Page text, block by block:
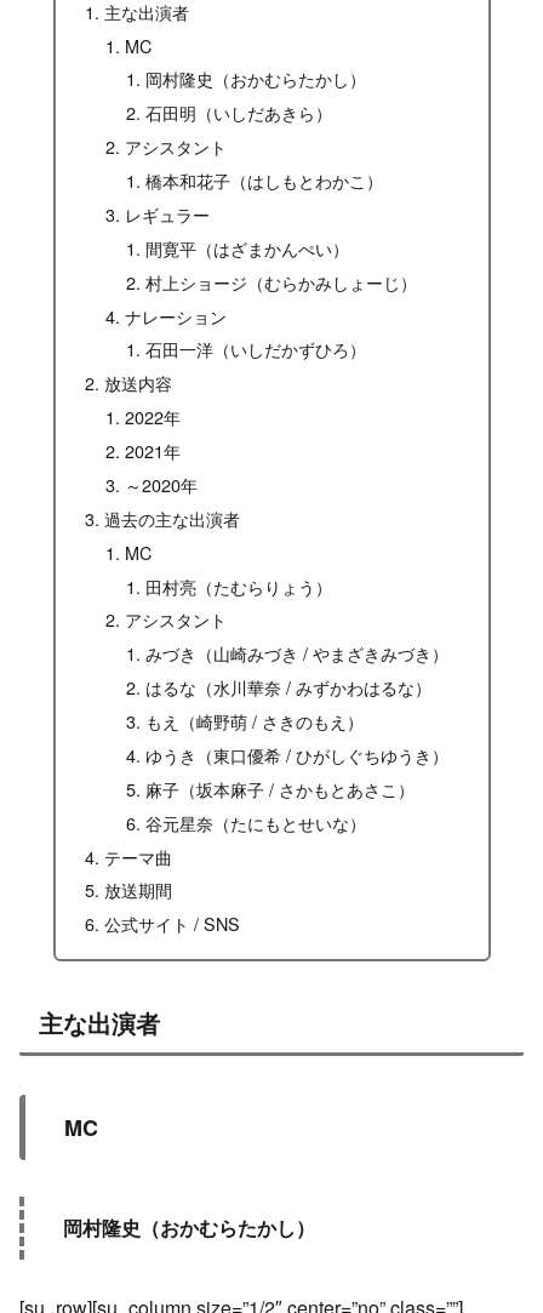
主な出演者
MC
岡村隆史（おかむらたかし）
石田明（いしだあきら）
アシスタント
橋本和花子（はしもとわかこ）
レギュラー
間寛平（はざまかんぺい）
村上ショージ（むらかみしょーじ）
ナレーション
石田一洋（いしだかずひろ）
放送内容
2022年
2021年
～2020年
過去の主な出演者
MC
田村亮（たむらりょう）
アシスタント
みづき（山崎みづき / やまざきみづき）
はるな（水川華奈 / みずかわはるな）
もえ（崎野萌 / さきのもえ）
ゆうき（東口優希 / ひがしぐちゆうき）
麻子（坂本麻子 / さかもとあさこ）
谷元星奈（たにもとせいな）
テーマ曲
放送期間
公式サイト / SNS
主な出演者
MC
岡村隆史（おかむらたかし）
[su_row][su_column size=”1/2″ center=”no” class=””]